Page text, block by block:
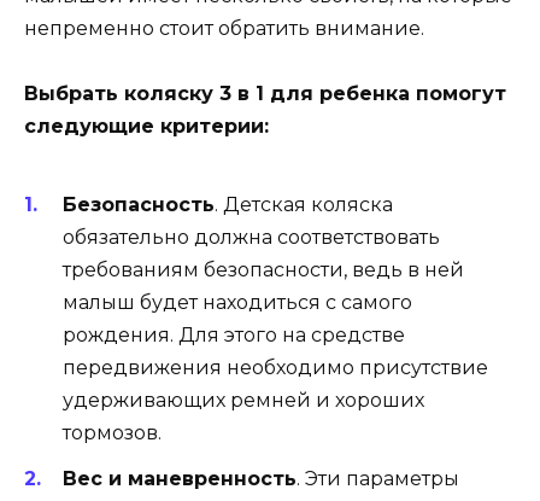
непременно стоит обратить внимание.
Выбрать коляску 3 в 1 для ребенка помогут
следующие критерии:
Безопасность. Детская коляска
обязательно должна соответствовать
требованиям безопасности, ведь в ней
малыш будет находиться с самого
рождения. Для этого на средстве
передвижения необходимо присутствие
удерживающих ремней и хороших
тормозов.
Вес и маневренность. Эти параметры